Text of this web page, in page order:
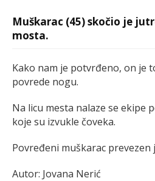
Muškarac (45) skočio je
mosta.
Kako nam je potvrđeno, on je
povrede nogu.
Na licu mesta nalaze se ekipe
koje su izvukle čoveka.
Povređeni muškarac
Autor: Jovana Nerić